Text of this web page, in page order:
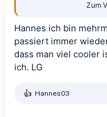
hab mit cfd bisher kaum
Zum
Hannes ich bin
passiert immer
dass man viel cooler
ich. LG
R
Hannes03